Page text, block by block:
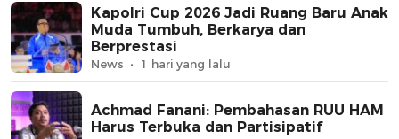
Kapolri Cup 2026 Jadi Ruang Baru Anak
Muda Tumbuh, Berkarya dan
Berprestasi
News 1 hari yang lalu
Achmad Fanani: Pembahasan RUU HAM
Harus Terbuka dan Partisipatif